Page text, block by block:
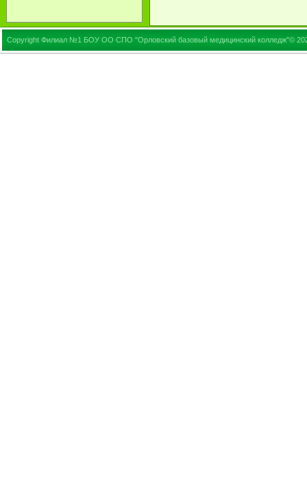
Copyright Филиал №1 БОУ ОО СПО "Орловский базовый медицинский колледж"©